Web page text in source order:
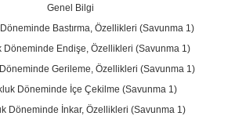
Genel Bilgi
Döneminde Bastırma, Özellikleri (Savunma 1)
Döneminde Endişe, Özellikleri (Savunma 1)
Döneminde Gerileme, Özellikleri (Savunma 1)
Döneminde İçe Çekilme (Savunma 1)
Döneminde İnkar, Özellikleri (Savunma 1)